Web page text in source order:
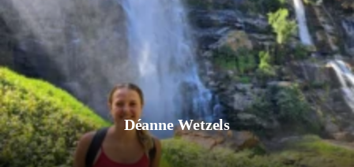
Jurgen Pol